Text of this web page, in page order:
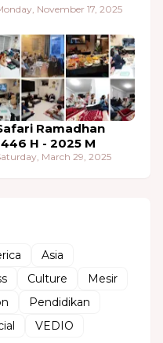
November 17, 2025
Ramadhan
H - 2025 M
March 29, 2025
Asia
Culture
Mesir
Pendidikan
VEDIO